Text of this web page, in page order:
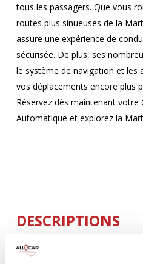
tous les passagers. Que vous
routes plus sinueuses de la
assure une expérience de
sécurisée. De plus, ses
le système de navigation et les
vos déplacements encore plus
Réservez dès maintenant votre
Automatique et explorez la
DESCRIPTIONS